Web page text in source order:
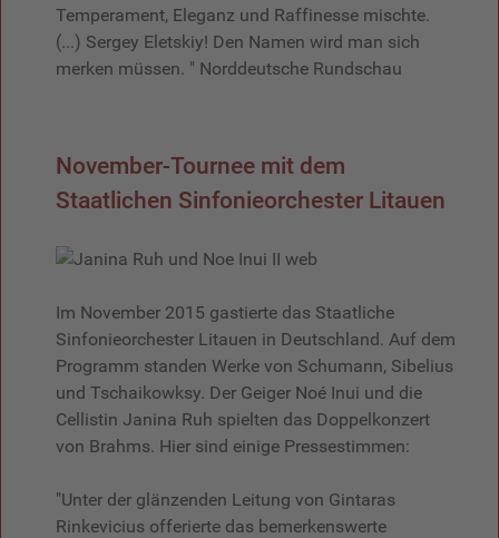
Temperament, Eleganz und Raffinesse mischte.
(...) Sergey Eletskiy! Den Namen wird man sich
merken müssen. " Norddeutsche Rundschau
November-Tournee mit dem
Staatlichen Sinfonieorchester Litauen
Im November 2015 gastierte das Staatliche
Sinfonieorchester Litauen in Deutschland. Auf dem
Programm standen Werke von Schumann, Sibelius
und Tschaikowksy. Der Geiger Noé Inui und die
Cellistin Janina Ruh spielten das Doppelkonzert
von Brahms. Hier sind einige Pressestimmen:
"Unter der glänzenden Leitung von Gintaras
Rinkevicius offerierte das bemerkenswerte